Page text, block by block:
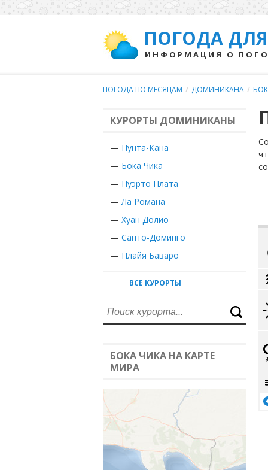
ПОГОДА
ИНФОРМАЦИЯ О
ПОГОДА ПО МЕСЯЦАМ / ДОМИНИКАНА /
КУРОРТЫ ДОМИНИКАНЫ
— Пунта-Кана
— Бока Чика
— Пуэрто Плата
—Ла Романа
— Хуан Долио
— Санто-Доминго
— Плайя Баваро
ВСЕ КУРОРТЫ
БОКА ЧИКА НА КАРТЕ
МИРА